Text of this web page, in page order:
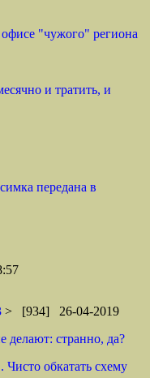
"чужого" региона
и тратить, и
передана в
> [934] 26-04-2019
делают: странно, да?
Чисто обкатать схему